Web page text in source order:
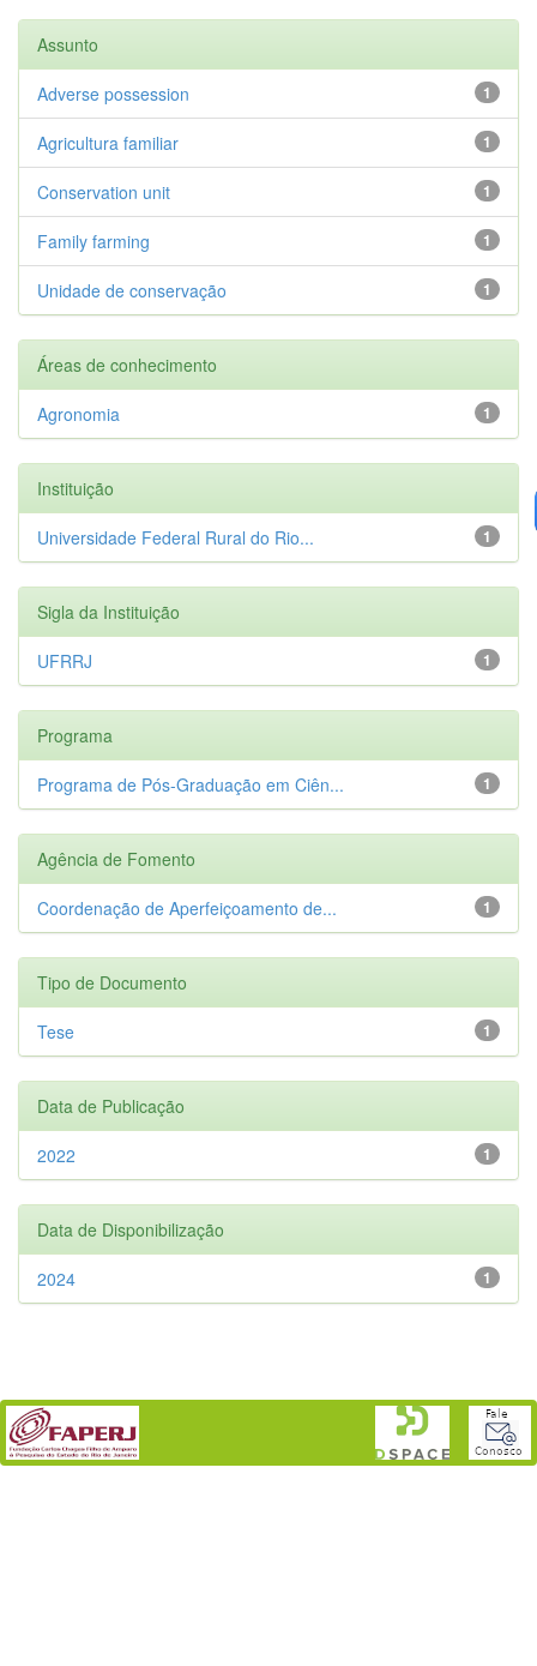
Assunto
1
Adverse possession
1
Agricultura familiar
1
Conservation unit
1
Family farming
1
Unidade de conservação
Áreas de conhecimento
1
Agronomia
Instituição
1
Universidade Federal Rural do Rio...
Sigla da Instituição
1
UFRRJ
Programa
1
Programa de Pós-Graduação em Ciên...
Agência de Fomento
1
Coordenação de Aperfeiçoamento de...
Tipo de Documento
1
Tese
Data de Publicação
1
2022
Data de Disponibilização
1
2024